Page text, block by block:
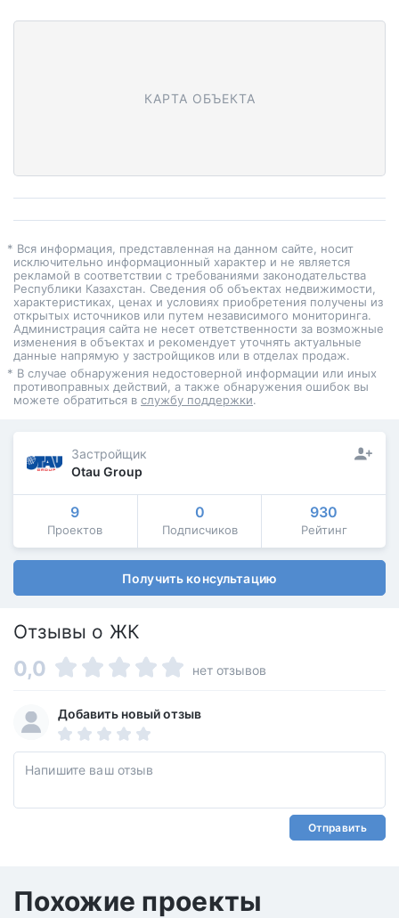
КАРТА ОБЪЕКТА
* Вся информация, представленная на данном сайте, носит
исключительно информационный характер и не является
рекламой в соответствии с требованиями законодательства
Республики Казахстан. Сведения об объектах недвижимости,
характеристиках, ценах и условиях приобретения получены из
открытых источников или путем независимого мониторинга.
Администрация сайта не несет ответственности за возможные
изменения в объектах и рекомендует уточнять актуальные
данные напрямую у застройщиков или в отделах продаж.
* В случае обнаружения недостоверной информации или иных
противоправных действий, а также обнаружения ошибок вы
можете обратиться в службу поддержки.
Застройщик
Otau Group
9
Проектов
0
Подписчиков
930
Рейтинг
Получить консультацию
Отзывы о ЖК
0,0 нет отзывов
Добавить новый отзыв
Отправить
Похожие проекты